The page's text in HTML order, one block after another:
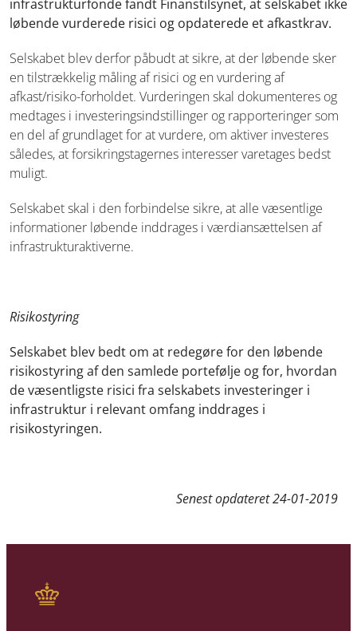
infrastrukturfonde fandt Finanstilsynet, at selskabet ikke
løbende vurderede risici og opdaterede et afkastkrav.
Selskabet blev derfor påbudt at sikre, at der løbende sker
en tilstrækkelig måling af risici og en vurdering af
afkast/risiko-forholdet. Vurderingen skal dokumenteres og
medtages i investeringsindstillinger og rapporteringer som
en del af grundlaget for at vurdere, om aktiver investeres
således, at forsikringstagernes interesser varetages bedst
muligt.
Selskabet skal i den forbindelse sikre, at alle væsentlige
informationer løbende inddrages i værdiansættelsen af
infrastrukturaktiverne.
Risikostyring
Selskabet blev bedt om at redegøre for den løbende
risikostyring af den samlede portefølje og for, hvordan
de væsentligste risici fra selskabets investeringer i
infrastruktur i relevant omfang inddrages i
risikostyringen.
Senest opdateret24-01-2019